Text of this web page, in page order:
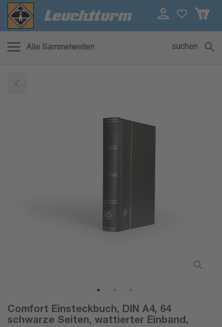
0
Alle Sammelwelten suchen
Comfort Einsteckbuch, DIN A4, 64
schwarze Seiten, wattierter Einband,